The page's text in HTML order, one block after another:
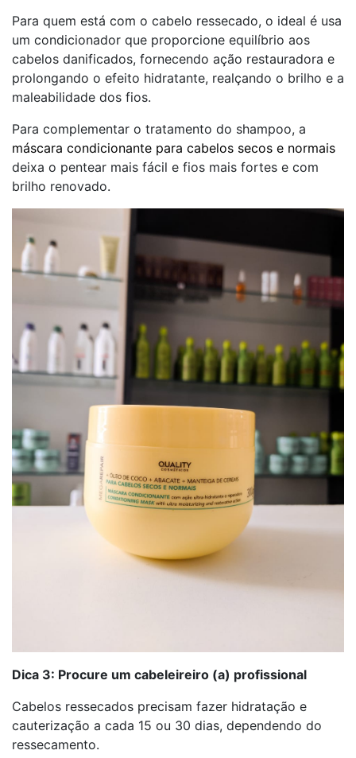
Para quem está com o cabelo ressecado, o ideal é usa
um condicionador que proporcione equilíbrio aos
cabelos danificados, fornecendo ação restauradora e
prolongando o efeito hidratante, realçando o brilho e a
maleabilidade dos fios.
Para complementar o tratamento do shampoo, a
máscara condicionante para cabelos secos e normais
deixa o pentear mais fácil e fios mais fortes e com
brilho renovado.
Dica 3: Procure um cabeleireiro (a) profissional
Cabelos ressecados precisam fazer hidratação e
cauterização a cada 15 ou 30 dias, dependendo do
ressecamento.